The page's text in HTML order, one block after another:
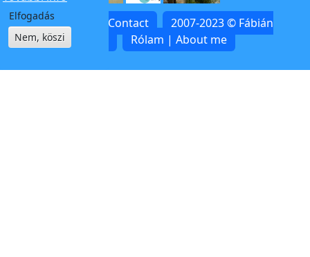
Kapcsolat | Contact
2007-2023 © Fábián
Rólam | About me
Elfogadás
Nem, köszi